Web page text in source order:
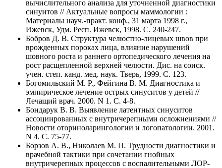
вычислительного анализа для уточненной диагностики
синуитов // Актуальные вопросы маммологии :
Материалы науч.-практ. конф., 31 марта 1998 г.,
Ижевск, Удм. Респ. Ижевск, 1998. C. 240-247.
Бобров Д. В. Структура челюстно-лицевых швов при
врожденных пороках лица, влияние нарушений
шовного роста и раннего ортопедического лечения на
рост расщепленной верхней челюсти. Дис. на соиск.
учен. степ. канд. мед. наук. Тверь, 1999. C. 123.
Богомильский М. Р., Фейгина В. М. Диагностика и
эмпирическое лечение острых синуситов у детей //
Лечащий врач. 2000. N 1. C. 4-8.
Бондарук В. В. Выявление латентных синуситов
ассоциированных с внутричерепными осложнениями //
Новости оториноларингологии и логопатологии. 2001.
N 4. C. 75-77.
Борзов А. В., Николаев М. П. Трудности диагностики и
врачебной тактики при сочетании гнойных
внутричерепных процессов с воспалительными ЛОР-